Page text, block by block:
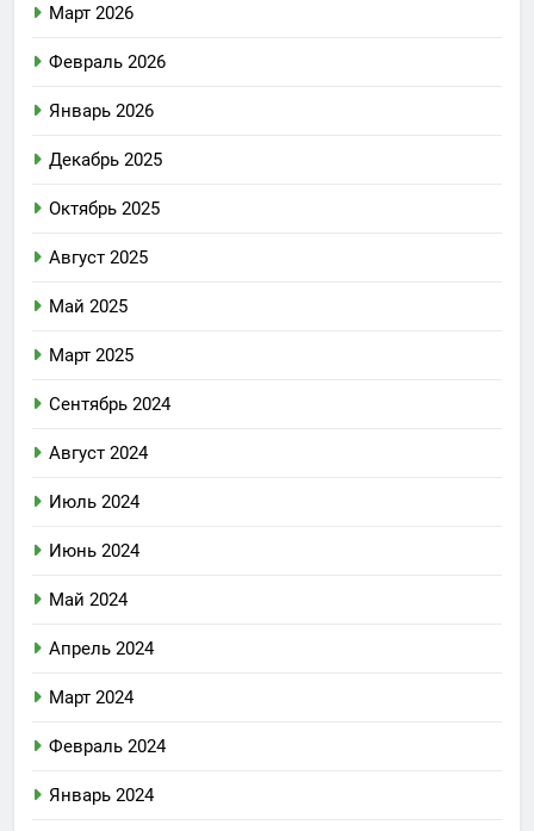
Март 2026
Февраль 2026
Январь 2026
Декабрь 2025
Октябрь 2025
Август 2025
Май 2025
Март 2025
Сентябрь 2024
Август 2024
Июль 2024
Июнь 2024
Май 2024
Апрель 2024
Март 2024
Февраль 2024
Январь 2024